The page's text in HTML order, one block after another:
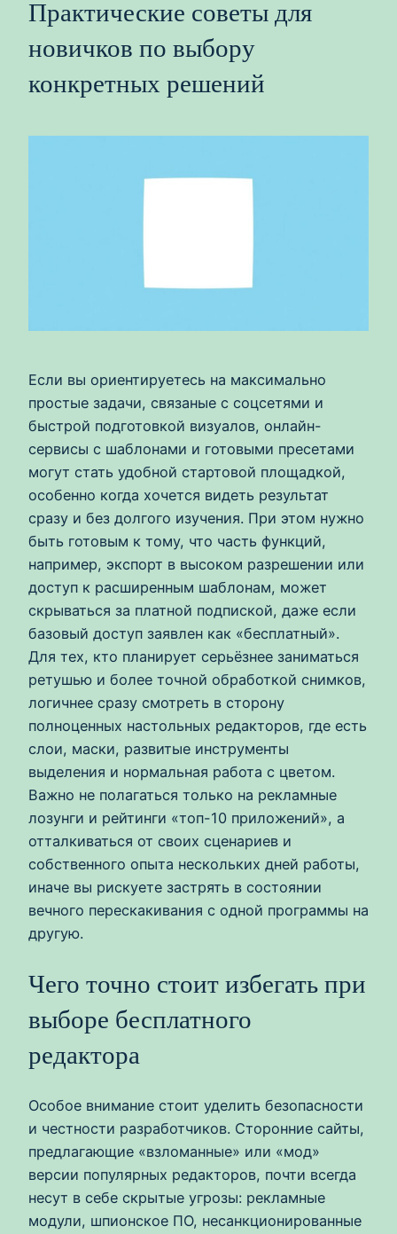
Практические советы для
новичков по выбору
конкретных решений
Если вы ориентируетесь на максимально
простые задачи, связаные с соцсетями и
быстрой подготовкой визуалов, онлайн-
сервисы с шаблонами и готовыми пресетами
могут стать удобной стартовой площадкой,
особенно когда хочется видеть результат
сразу и без долгого изучения. При этом нужно
быть готовым к тому, что часть функций,
например, экспорт в высоком разрешении или
доступ к расширенным шаблонам, может
скрываться за платной подпиской, даже если
базовый доступ заявлен как «бесплатный».
Для тех, кто планирует серьёзнее заниматься
ретушью и более точной обработкой снимков,
логичнее сразу смотреть в сторону
полноценных настольных редакторов, где есть
слои, маски, развитые инструменты
выделения и нормальная работа с цветом.
Важно не полагаться только на рекламные
лозунги и рейтинги «топ-10 приложений», а
отталкиваться от своих сценариев и
собственного опыта нескольких дней работы,
иначе вы рискуете застрять в состоянии
вечного перескакивания с одной программы на
другую.
Чего точно стоит избегать при
выборе бесплатного
редактора
Особое внимание стоит уделить безопасности
и честности разработчиков. Сторонние сайты,
предлагающие «взломанные» или «мод»
версии популярных редакторов, почти всегда
несут в себе скрытые угрозы: рекламные
модули, шпионское ПО, несанкционированные